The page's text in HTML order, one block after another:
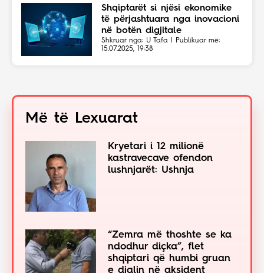
Shqiptarët si njësi ekonomike
të përjashtuara nga inovacioni
në botën digjitale
Shkruar nga: U Tafa | Publikuar më:
15.07.2025, 19:38
Më të Lexuarat
Kryetari i 12 milionë
kastravecave ofendon
lushnjarët: Ushnja
“Zemra më thoshte se ka
ndodhur diçka”, flet
shqiptari që humbi gruan
e djalin në aksident